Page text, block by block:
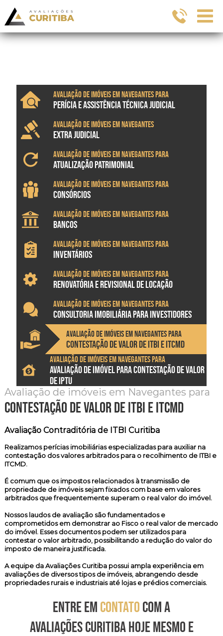
Avaliação de imóveis em Navegantes para
PERÍCIA E ASSISTÊNCIA TÉCNICA JUDICIAL
Avaliação de imóveis em Navegantes
EXTRA JUDICIAL
Avaliação de imóveis em Navegantes para
ATUALIZAÇÃO PATRIMONIAL
Avaliação de imóveis em Navegantes para
CONSÓRCIOS
Avaliação de imóveis em Navegantes para
BANCOS
Avaliação de imóveis em Navegantes para
INVENTÁRIOS
Avaliação de imóveis em Navegantes para
RENOVATÓRIA E REVISIONAL DE LOCAÇÃO
Avaliação de imóveis em Navegantes para
CONSULTORIA IMOBILIÁRIA PARA INVESTIDORES
Avaliação de imóveis em Navegantes para
CONTESTAÇÃO DE VALOR DE ITBI E ITCMD
Avaliação de imóveis em Navegantes para
AVALIAÇÃO DE IMÓVEL PARA CONTESTAÇÃO DE VALOR
DE IPTU
Avaliação de imóveis em Navegantes para
contestação de valor de itbi e itcmd
Avaliação Contraditória de ITBI Curitiba
Realizamos perícias imobiliárias especializadas para auxiliar na
contestação dos valores arbitrados para o recolhimento de ITBI e
ITCMD.
É comum que os impostos relacionados à transmissão de
propriedade de imóveis sejam fixados com base em valores
arbitrados que frequentemente superam o real valor do imóvel.
Nossos laudos de avaliação são fundamentados e
comprometidos em demonstrar ao Fisco o real valor de mercado
do imóvel. Esses documentos podem ser utilizados para
contestar o valor arbitrado, possibilitando a redução do valor do
imposto de maneira justificada.
A equipe da Avaliações Curitiba possui ampla experiência em
avaliações de diversos tipos de imóveis, abrangendo desde
propriedades rurais e industriais até lojas e prédios comerciais.
ENTRE EM CONTATO COM A
AVALIAÇÕES CURITIBA HOJE MESMO E